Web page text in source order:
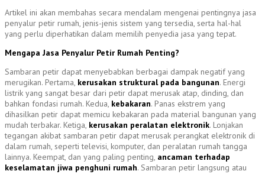
Artikel ini akan membahas secara mendalam mengenai pentingnya jasa
penyalur petir rumah, jenis-jenis sistem yang tersedia, serta hal-hal
yang perlu diperhatikan dalam memilih penyedia jasa yang tepat.
Mengapa Jasa Penyalur Petir Rumah Penting?
Sambaran petir dapat menyebabkan berbagai dampak negatif yang
merugikan. Pertama, kerusakan struktural pada bangunan. Energi
listrik yang sangat besar dari petir dapat merusak atap, dinding, dan
bahkan fondasi rumah. Kedua, kebakaran. Panas ekstrem yang
dihasilkan petir dapat memicu kebakaran pada material bangunan yang
mudah terbakar. Ketiga, kerusakan peralatan elektronik. Lonjakan
tegangan akibat sambaran petir dapat merusak perangkat elektronik di
dalam rumah, seperti televisi, komputer, dan peralatan rumah tangga
lainnya. Keempat, dan yang paling penting, ancaman terhadap
keselamatan jiwa penghuni rumah. Sambaran petir langsung atau